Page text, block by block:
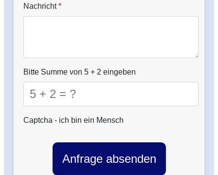
Nachricht*
Bitte Summe von 5 + 2 eingeben
Captcha - ich bin ein Mensch
Anfrage absenden